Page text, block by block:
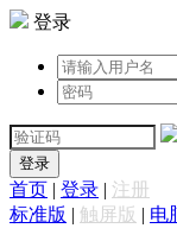
登录
登录
首页 | 登录 | 注册
标准版 | 触屏版 | 电